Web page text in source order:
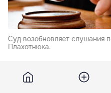
Суд возобновляет слушания
Плахотнюка.
В то время как